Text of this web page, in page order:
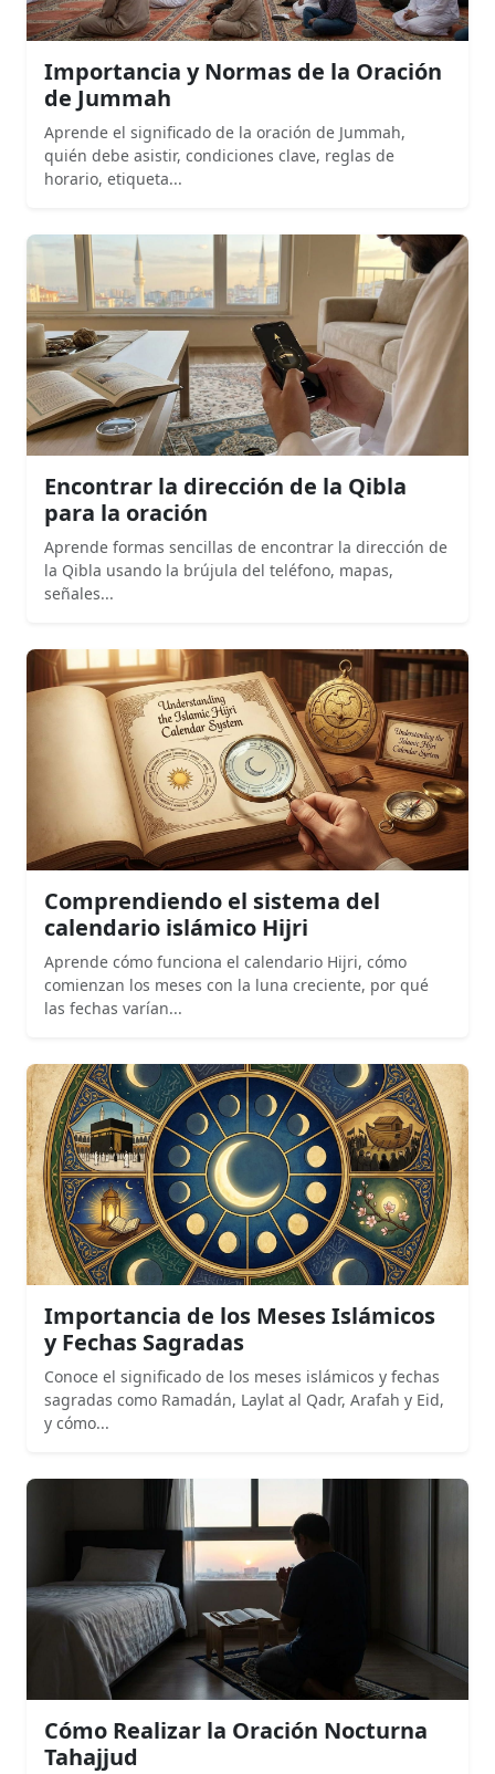
Importancia y Normas de la Oración
de Jummah
Aprende el significado de la oración de Jummah,
quién debe asistir, condiciones clave, reglas de
horario, etiqueta...
Encontrar la dirección de la Qibla
para la oración
Aprende formas sencillas de encontrar la dirección de
la Qibla usando la brújula del teléfono, mapas,
señales...
Comprendiendo el sistema del
calendario islámico Hijri
Aprende cómo funciona el calendario Hijri, cómo
comienzan los meses con la luna creciente, por qué
las fechas varían...
Importancia de los Meses Islámicos
y Fechas Sagradas
Conoce el significado de los meses islámicos y fechas
sagradas como Ramadán, Laylat al Qadr, Arafah y Eid,
y cómo...
Cómo Realizar la Oración Nocturna
Tahajjud